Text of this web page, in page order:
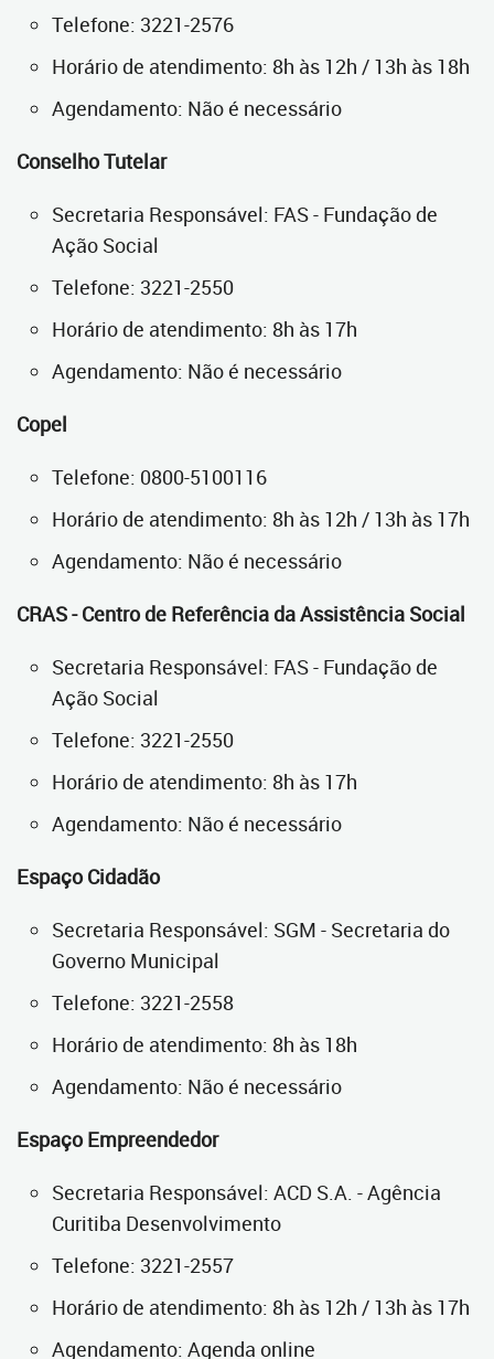
Telefone: 3221-2576
Horário de atendimento: 8h às 12h / 13h às 18h
Agendamento: Não é necessário
Conselho Tutelar
Secretaria Responsável: FAS - Fundação de
Ação Social
Telefone: 3221-2550
Horário de atendimento: 8h às 17h
Agendamento: Não é necessário
Copel
Telefone: 0800-5100116
Horário de atendimento: 8h às 12h / 13h às 17h
Agendamento: Não é necessário
CRAS - Centro de Referência da Assistência Social
Secretaria Responsável: FAS - Fundação de
Ação Social
Telefone: 3221-2550
Horário de atendimento: 8h às 17h
Agendamento: Não é necessário
Espaço Cidadão
Secretaria Responsável: SGM - Secretaria do
Governo Municipal
Telefone: 3221-2558
Horário de atendimento: 8h às 18h
Agendamento: Não é necessário
Espaço Empreendedor
Secretaria Responsável: ACD S.A. - Agência
Curitiba Desenvolvimento
Telefone: 3221-2557
Horário de atendimento: 8h às 12h / 13h às 17h
Agendamento: Agenda online